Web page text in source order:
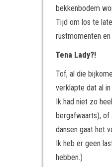
bekkenbodem
Tijd om los te
rustmomenten
Tof, al die
verklapte dat al
Ik had niet zo
bergafwaarts), of
dansen gaat het
Ik heb er geen
hebben.)